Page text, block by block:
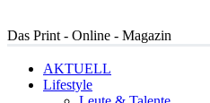
Das Print - Online - Magazin
AKTUELL
Lifestyle